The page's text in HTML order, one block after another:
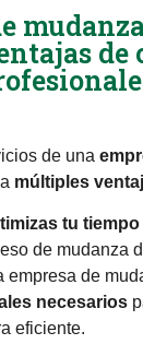
de una
múltiples
tu
de mudanza
empresa de
necesarios
eficiente.